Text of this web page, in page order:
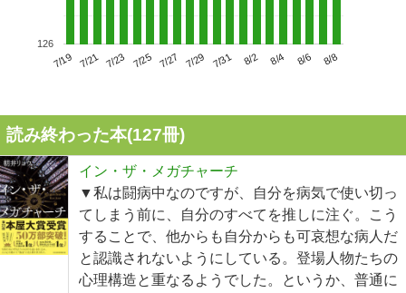
7/19 7/21 7/23 7/25 7/27 7/29 7/31 8/2 8/4 8/6 8/8
126
読み終わった本(127冊)
イン・ザ・メガチャーチ
▼私は闘病中なのですが、自分を病気で使い切っ
てしまう前に、自分のすべてを推しに注ぐ。こう
することで、他からも自分からも可哀想な病人だ
と認識されないようにしている。登場人物たちの
心理構造と重なるようでした。というか、普通に